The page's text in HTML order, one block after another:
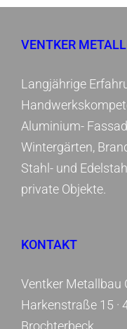
VENTKER
Langjährige
Aluminium-
Wintergärten,
Stahl- und
private Objekte.
KONTAKT
Ventker Metallbau
Harkenstraße 15 ·
Brochterbeck